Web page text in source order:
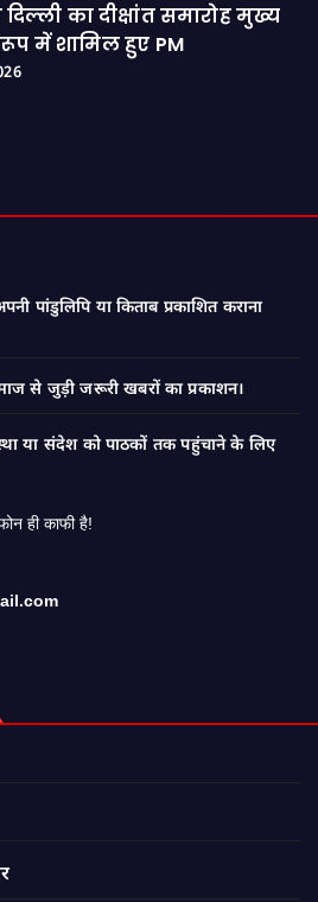
का दीक्षांत समारोह मुख्य
में शामिल हुए PM
पांडुलिपि या किताब प्रकाशित कराना
से जुड़ी जरूरी खबरों का प्रकाशन।
या संदेश को पाठकों तक पहुंचाने के लिए
ही काफी है!